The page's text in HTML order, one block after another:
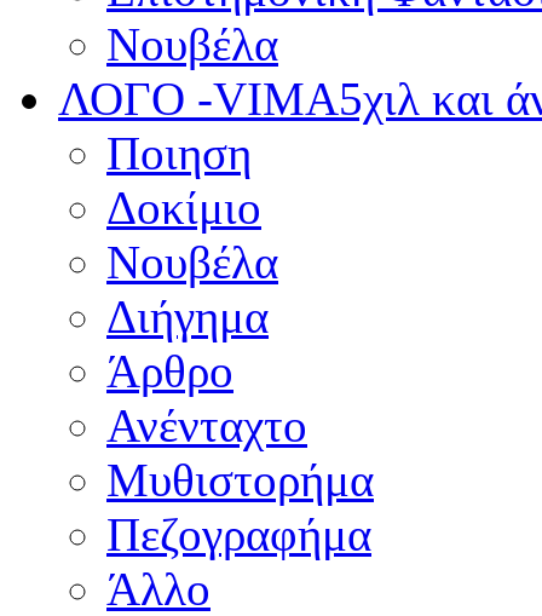
Νουβέλα
ΛΟΓΟ -VIMA5χιλ και
Ποιηση
Δοκίμιο
Νουβέλα
Διήγημα
Άρθρο
Ανένταχτο
Μυθιστορήμα
Πεζογραφήμα
Άλλο